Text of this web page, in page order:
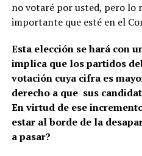
no votaré por usted, pero lo
importante que esté en el
Esta elección se hará con
implica que los partidos
votación cuya cifra es
derecho a que sus
En virtud de ese
estar al borde de la
a pasar?